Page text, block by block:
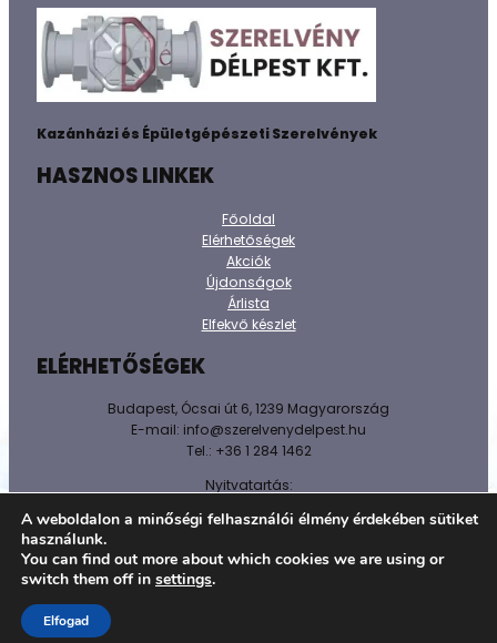
Kazánházi és Épületgépészeti Szerelvények
HASZNOS LINKEK
Főoldal
Elérhetőségek
Akciók
Újdonságok
Árlista
Elfekvő készlet
ELÉRHETŐSÉGEK
Budapest, Ócsai út 6, 1239 Magyarország
E-mail: info@szerelvenydelpest.hu
Tel.: +36 1 284 1462
Nyitvatartás:
Sz-V: Zárva!
@ 2026 Minden jog fenntartva.
A weboldalon a minőségi felhasználói élmény érdekében sütiket
használunk.
You can find out more about which cookies we are using or
switch them off in settings.
Elfogad